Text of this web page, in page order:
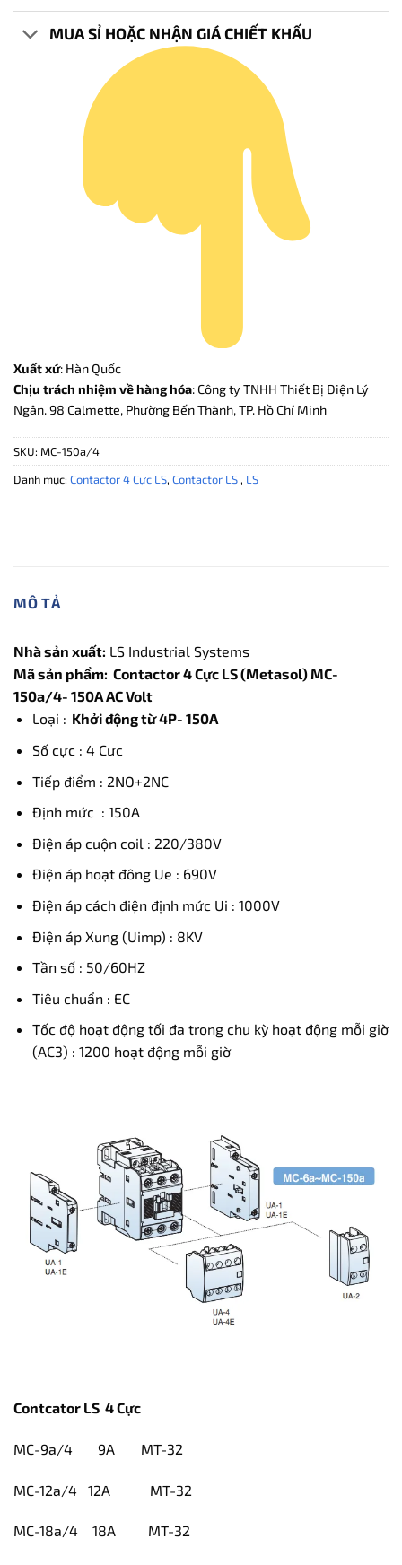
MUA SỈ HOẶC NHẬN GIÁ CHIẾT KHẤU
Xuất xứ: Hàn Quốc
Chịu trách nhiệm về hàng hóa: Công ty TNHH Thiết Bị Điện Lý
Ngân. 98 Calmette, Phường Bến Thành, TP. Hồ Chí Minh
SKU: MC-150a/4
Danh mục: Contactor 4 Cực LS, Contactor LS , LS
MÔ TẢ
Nhà sản xuất: LS Industrial Systems
Mã sản phẩm: Contactor 4 Cực LS (Metasol) MC-
150a/4- 150A AC Volt
Loại : Khởi động từ 4P- 150A
Số cực : 4 Cưc
Tiếp điểm : 2NO+2NC
Định mức : 150A
Điện áp cuộn coil : 220/380V
Điện áp hoạt đông Ue : 690V
Điện áp cách điện định mức Ui : 1000V
Điện áp Xung (Uimp) : 8KV
Tần số : 50/60HZ
Tiêu chuẩn : EC
Tốc độ hoạt động tối đa trong chu kỳ hoạt động mỗi giờ
(AC3) : 1200 hoạt động mỗi giờ
Contcator LS 4 Cực
MC-9a/4 9A MT-32
MC-12a/4 12A MT-32
MC-18a/4 18A MT-32